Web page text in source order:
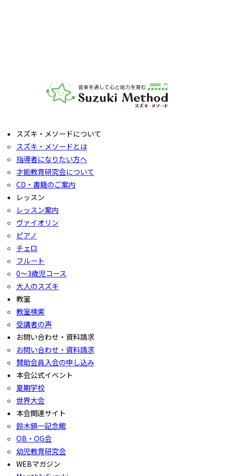
音楽教室スズキ・メソード | 公益社団法人才能教育研究
スズキ・メソードについて
スズキ・メソードとは
指導者になりたい方へ
才能教育研究会について
CD・書籍のご案内
レッスン
レッスン案内
ヴァイオリン
ピアノ
チェロ
フルート
0〜3歳児コース
大人のスズキ
教室
教室検索
受講者の声
お問い合わせ・資料請求
お問い合わせ・資料請求
賛助会員入会の申し込み
本会公式イベント
夏期学校
世界大会
本会関連サイト
鈴木鎮一記念館
OB・OG会
幼児教育研究会
WEBマガジン